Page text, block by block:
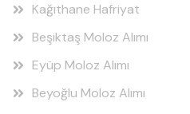
Kağıthane Hafriyat
Beşiktaş Moloz Alımı
Eyüp Moloz Alımı
Beyoğlu Moloz Alımı